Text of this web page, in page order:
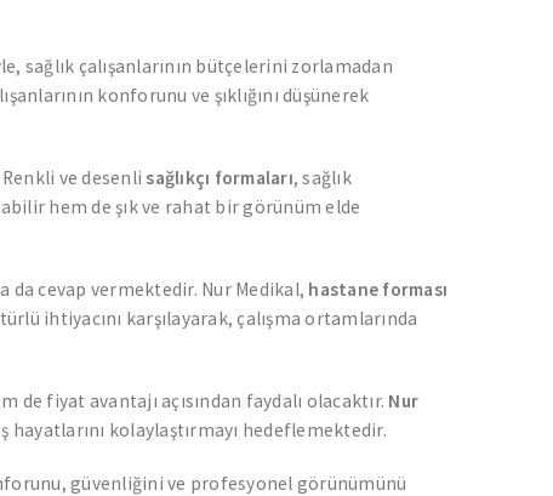
sağlık çalışanlarının bütçelerini zorlamadan
konforunu ve şıklığını düşünerek
ve desenli sağlıkçı formaları, sağlık
hem de şık ve rahat bir görünüm elde
cevap vermektedir. Nur Medikal, hastane forması
ihtiyacını karşılayarak, çalışma ortamlarında
fiyat avantajı açısından faydalı olacaktır. Nur
kolaylaştırmayı hedeflemektedir.
güvenliğini ve profesyonel görünümünü